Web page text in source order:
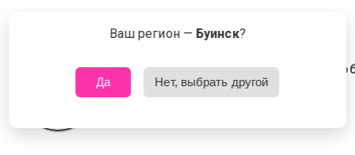
Сейчас знакомятся в Буинске Что это?
Ваш регион — Буинск?
Да Нет, выбрать другой